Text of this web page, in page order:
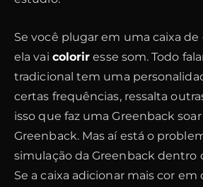
Se você plugar em uma caixa
ela vai colorir esse som. Todo
tradicional tem uma
certas frequências, ressalta
isso que faz uma Greenback
Greenback. Mas aí está o
simulação da Greenback dentro
Se a caixa adicionar mais cor em